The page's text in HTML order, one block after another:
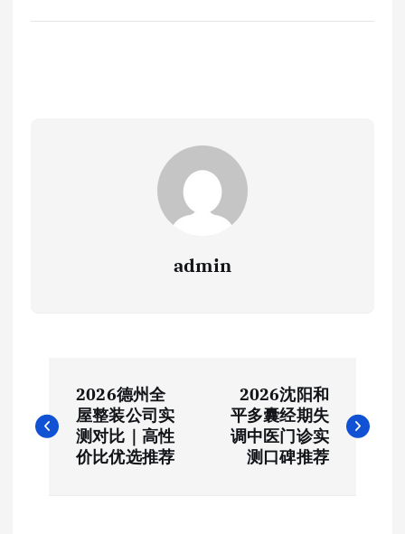
admin
章
2026德州全
屋整装公司实
测对比｜高性
价比优选推荐
2026沈阳和
平多囊经期失
调中医门诊实
测口碑推荐